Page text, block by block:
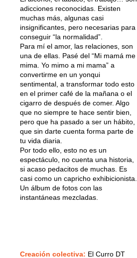
adicciones reconocidas. Existen
muchas más, algunas casi
insignificantes, pero necesarias para
conseguir “la normalidad”.
Para mí el amor, las relaciones, son
una de ellas. Pasé del “Mi mamá me
mima. Yo mimo a mi mama” a
convertirme en un yonqui
sentimental, a transformar todo esto
en el primer café de la mañana o el
cigarro de después de comer. Algo
que no siempre te hace sentir bien,
pero que ha pasado a ser un hábito,
que sin darte cuenta forma parte de
tu vida diaria.
Por todo ello, esto no es un
espectáculo, no cuenta una historia,
si acaso pedacitos de muchas. Es
casi como un capricho exhibicionista.
Un álbum de fotos con las
instantáneas mezcladas.
Creación colectiva: El Curro DT